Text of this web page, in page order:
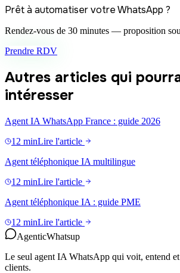
Prêt à automatiser votre WhatsApp ?
Rendez-vous de 30 minutes — proposition
Prendre RDV
Autres articles qui
intéresser
Agent IA WhatsApp France : guide 2026
12 minLire l'article
Agent téléphonique IA multilingue
12 minLire l'article
Agent téléphonique IA : guide PME
12 minLire l'article
AgenticWhatsup
Le seul agent IA WhatsApp qui voit, entend
clients.